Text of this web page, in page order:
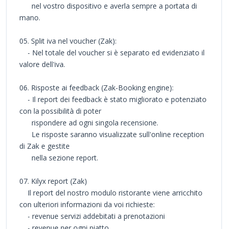
nel vostro dispositivo e averla sempre a portata di
mano.
05. Split iva nel voucher (Zak):
- Nel totale del voucher si è separato ed evidenziato il
valore dell'iva.
06. Risposte ai feedback (Zak-Booking engine):
- Il report dei feedback è stato migliorato e potenziato
con la possibilità di poter
rispondere ad ogni singola recensione.
Le risposte saranno visualizzate sull'online reception
di Zak e gestite
nella sezione report.
07. Kilyx report (Zak)
Il report del nostro modulo ristorante viene arricchito
con ulteriori informazioni da voi richieste:
- revenue servizi addebitati a prenotazioni